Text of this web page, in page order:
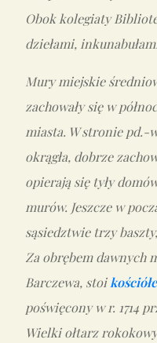
Obok kolegiaty
dziełami,
Mury miejskie
zachowały się w
miasta. W stronie pd.-
okrągła, dobrze
opierają się tyły
murów. Jeszcze w
sąsiedztwie trzy
Za obrębem dawnych
Barczewa, stoi
poświęcony w r. 1714
Wielki ołtarz